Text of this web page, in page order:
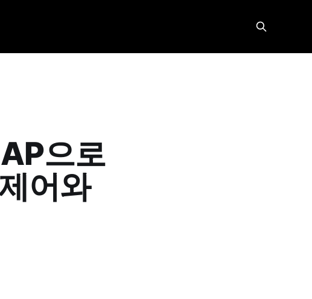
으로
어와